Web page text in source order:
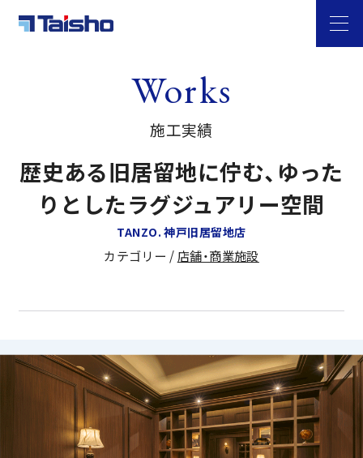
Works
施工実績
歴史ある旧居留地に佇む、ゆった
りとしたラグジュアリー空間
TANZO. 神戸旧居留地店
カテゴリー / 店舗・商業施設